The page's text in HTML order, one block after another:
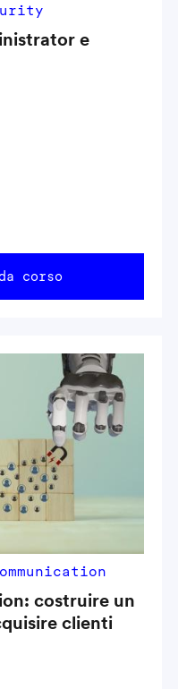
e
corso
costruire un
clienti